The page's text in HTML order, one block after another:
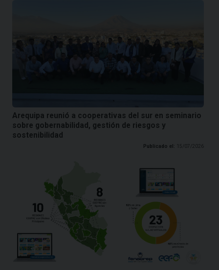
Arequipa reunió a cooperativas del sur en seminario
sobre gobernabilidad, gestión de riesgos y
sostenibilidad
Publicado el: 15/07/2026